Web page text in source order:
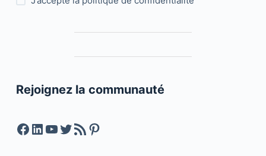
Rejoignez la communauté
Facebook
LinkedIn
YouTube
Twitter
Feed RSSPinterest